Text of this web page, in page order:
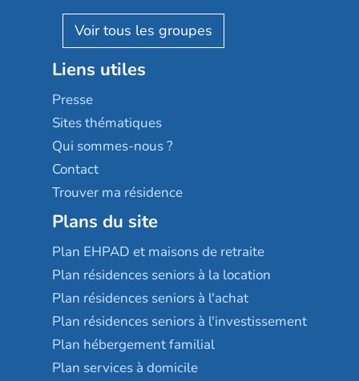
Reseda
Stella management
Les villages d'or
Sérénys
Résidences services Villa Médicis
Résidalya
Groupe aplus
AGE D'OR Services
Liens utiles
Presse
Sites thématiques
Qui sommes-nous ?
Contact
Trouver ma résidence
Plans du site
Plan EHPAD et maisons de retraite
Plan résidences seniors à la location
Plan résidences seniors à l'achat
Plan résidences seniors à l'investissement
Plan hébergement familial
Plan services à domicile